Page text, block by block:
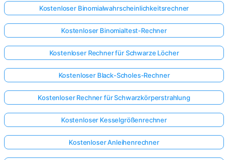
Kostenloser Binomialwahrscheinlichkeitsrechner
Kostenloser Binomialtest-Rechner
Kostenloser Rechner für Schwarze Löcher
Kostenloser Black-Scholes-Rechner
Kostenloser Rechner für Schwarzkörperstrahlung
Kostenloser Kesselgrößenrechner
Kostenloser Anleihenrechner